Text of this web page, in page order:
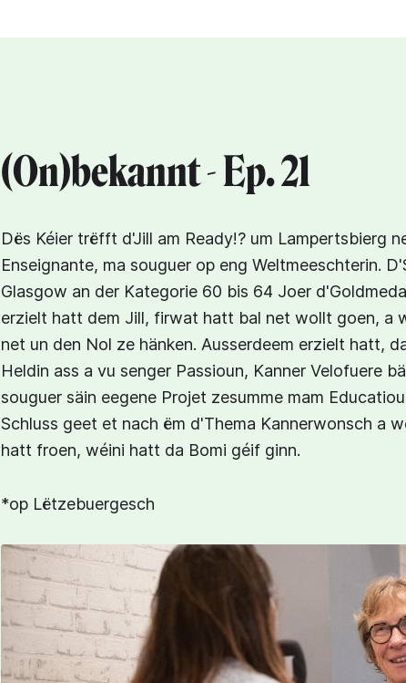
(On)bekannt - Ep. 21
Dës Kéier trëfft d'Jill am Ready!? um Lampertsbierg
Enseignante, ma souguer op eng Weltmeeschterin.
Glasgow an der Kategorie 60 bis 64 Joer
erzielt hatt dem Jill, firwat hatt bal net wollt goen, a
net un den Nol ze hänken. Ausserdeem erzielt hatt,
Heldin ass a vu senger Passioun, Kanner Velofuere
souguer säin eegene Projet zesumme mam
Schluss geet et nach ëm d'Thema Kannerwonsch a
hatt froen, wéini hatt da Bomi géif ginn.
*op Lëtzebuergesch